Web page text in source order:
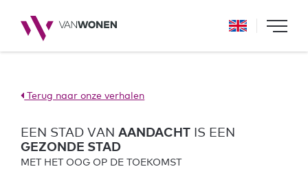
Terug naar onze verhalen
EEN STAD VAN AANDACHT IS EEN
GEZONDE STAD
MET HET OOG OP DE TOEKOMST